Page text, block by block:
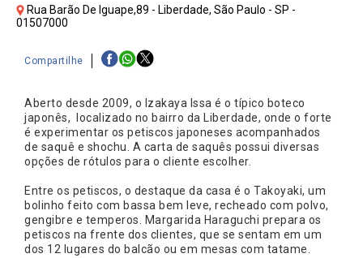
Rua Barão De Iguape,89 - Liberdade, São Paulo - SP -
01507000
Compartilhe
Aberto desde 2009, o Izakaya Issa é o típico boteco
japonês, localizado no bairro da Liberdade, onde o forte
é experimentar os petiscos japoneses acompanhados
de saquê e shochu. A carta de saquês possui diversas
opções de rótulos para o cliente escolher.
Entre os petiscos, o destaque da casa é o Takoyaki, um
bolinho feito com bassa bem leve, recheado com polvo,
gengibre e temperos. Margarida Haraguchi prepara os
petiscos na frente dos clientes, que se sentam em um
dos 12 lugares do balcão ou em mesas com tatame.